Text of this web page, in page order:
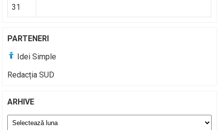
31
PARTENERI
Idei Simple
Redacția SUD
ARHIVE
Arhive